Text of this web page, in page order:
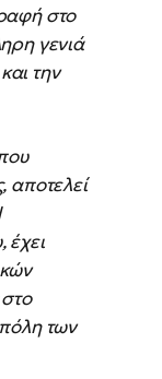
στο
γενιά
την
αποτελεί
έχει
των